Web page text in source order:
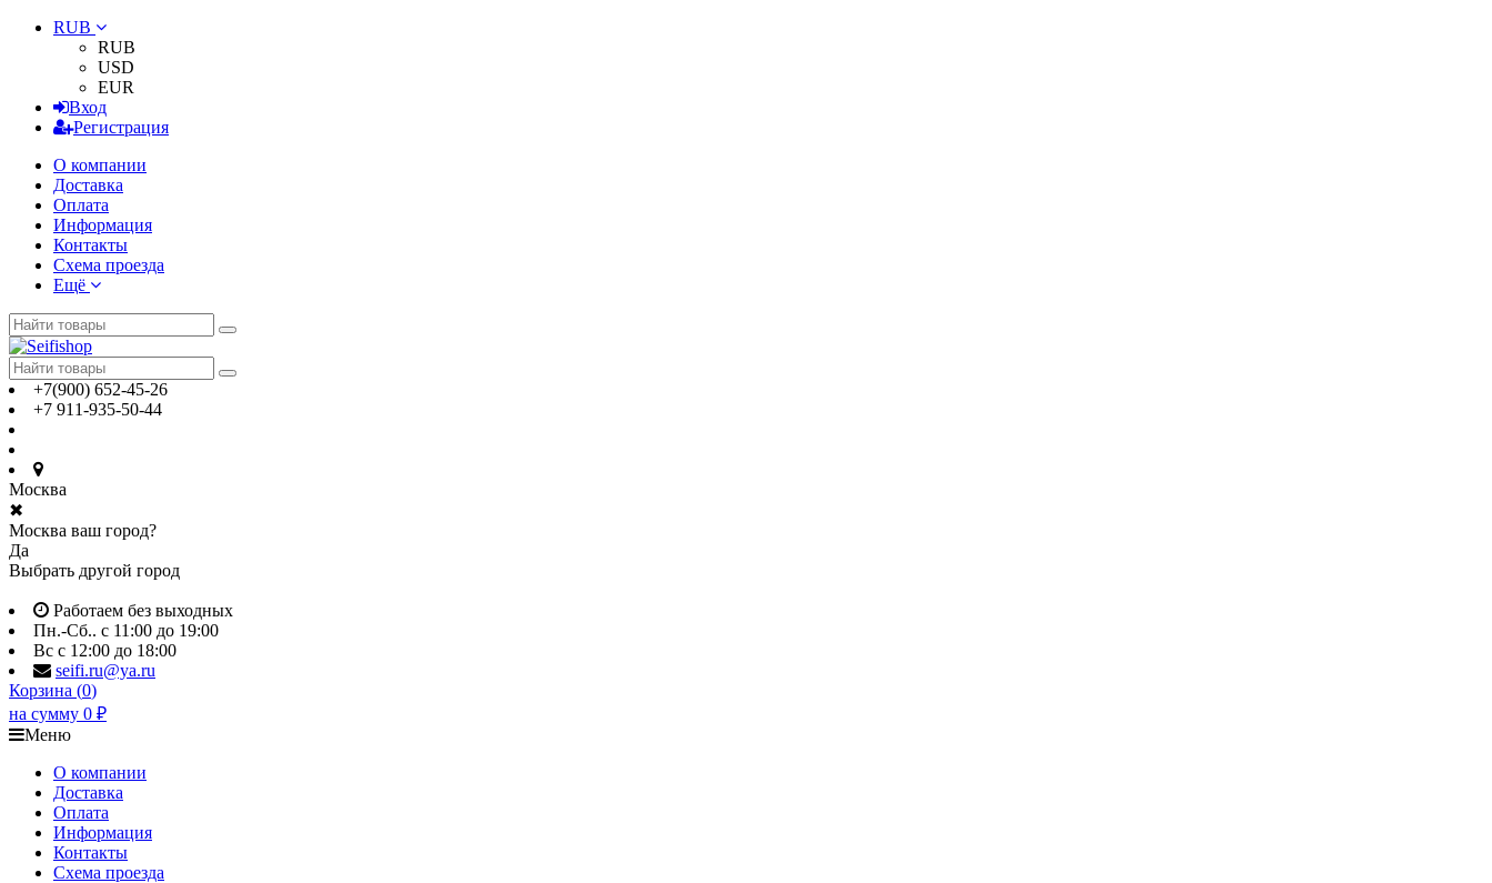
RUB
RUB
USD
EUR
Вход
Регистрация
О компании
Доставка
Оплата
Информация
Контакты
Схема проезда
Ещё
+7(900) 652-45-26
+7 911-935-50-44
Москва
✖
Москва ваш город?
Да
Выбрать другой город
Работаем без выходных
Пн.-Сб.. с 11:00 до 19:00
Вс с 12:00 до 18:00
seifi.ru@ya.ru
Корзина (0)
на сумму 0 ₽
Меню
О компании
Доставка
Оплата
Информация
Контакты
Схема проезда